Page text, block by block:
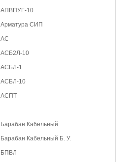
АПВПУГ-10
Арматура СИП
АС
АСБ2Л-10
АСБЛ-1
АСБЛ-10
АСПТ
Барабан Кабельный
Барабан Кабельный Б. У.
БПВЛ